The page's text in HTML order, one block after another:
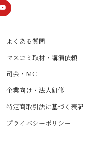
よくある質問
マスコミ取材・講演依頼
司会・MC
企業向け・法人研修
特定商取引法に基づく表記
プライバシーポリシー